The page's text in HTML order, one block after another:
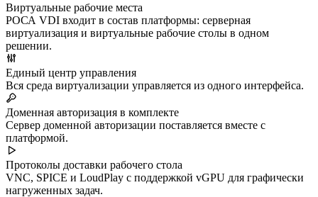
Виртуальные рабочие места
РОСА VDI входит в состав платформы: серверная
виртуализация и виртуальные рабочие столы в одном
решении.
Единый центр управления
Вся среда виртуализации управляется из одного интерфейса.
Доменная авторизация в комплекте
Сервер доменной авторизации поставляется вместе с
платформой.
Протоколы доставки рабочего стола
VNC, SPICE и LoudPlay с поддержкой vGPU для графически
нагруженных задач.